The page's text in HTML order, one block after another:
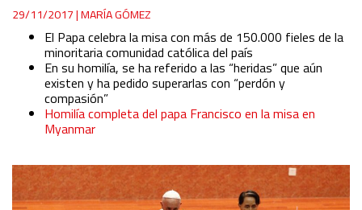
29/11/2017|MARÍA GÓMEZ
El Papa celebra la misa con más de 150.000 fieles de la
minoritaria comunidad católica del país
En su homilía, se ha referido a las “heridas” que aún
existen y ha pedido superarlas con “perdón y
compasión”
Homilía completa del papa Francisco en la misa en
Myanmar